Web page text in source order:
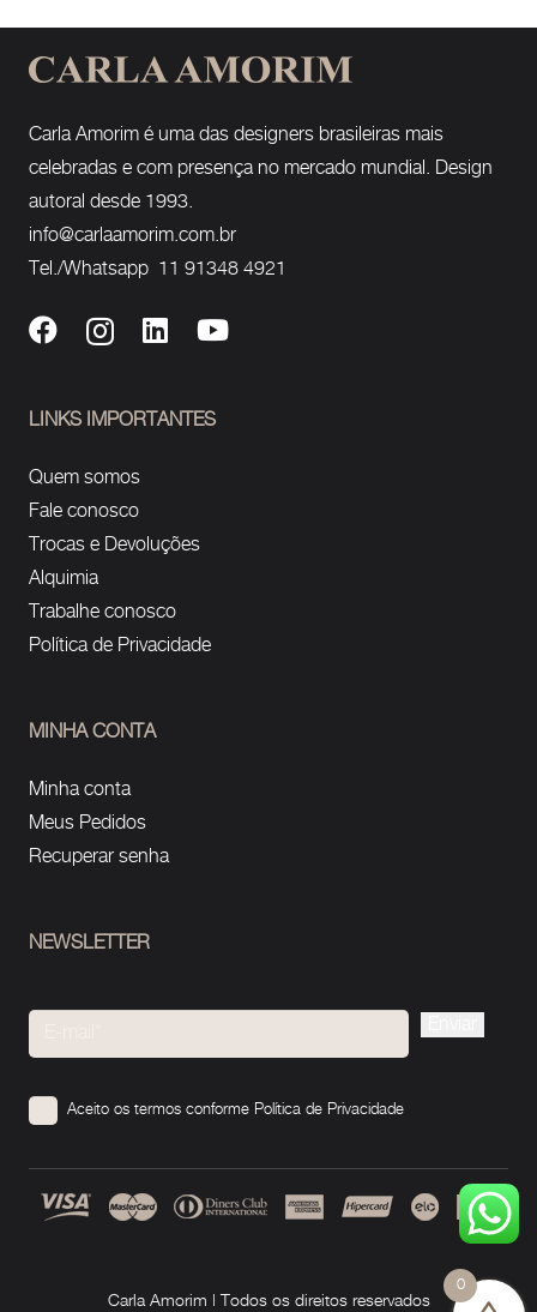
Carla Amorim é uma das designers brasileiras mais
celebradas e com presença no mercado mundial. Design
autoral desde 1993.
info@carlaamorim.com.br
Tel./Whatsapp 11 91348 4921
LINKS IMPORTANTES
Quem somos
Fale conosco
Trocas e Devoluções
Alquimia
Trabalhe conosco
Política de Privacidade
MINHA CONTA
Minha conta
Meus Pedidos
Recuperar senha
NEWSLETTER
Aceito os termos conforme Política de Privacidade
Carla Amorim | Todos os direitos reservados
0